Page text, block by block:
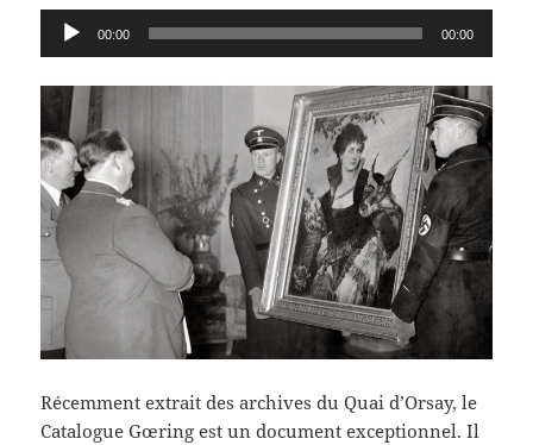
Lecteur
audio
00:00 00:00
Récemment extrait des archives du Quai d’Orsay, le
Catalogue Gœring est un document exceptionnel. Il